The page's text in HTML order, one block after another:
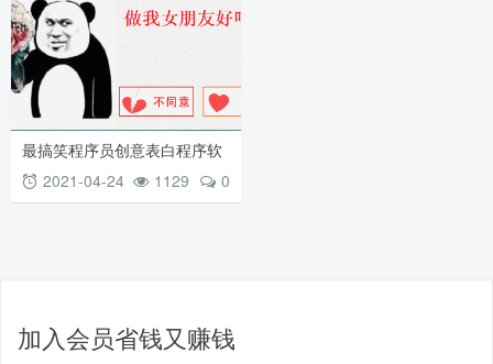
最搞笑程序员创意表白程序软
2021-04-24 0
1129
加入会员省钱又赚钱